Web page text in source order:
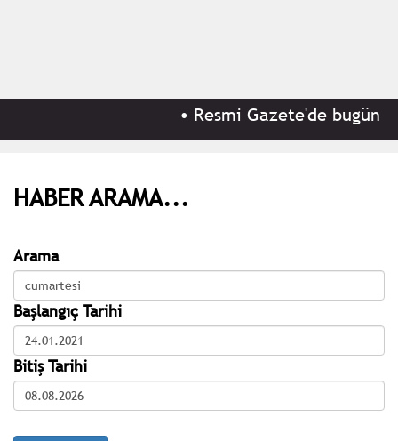
•Resmi Gazete'de bugün (8
HABER ARAMA...
Arama
Başlangıç Tarihi
Bitiş Tarihi